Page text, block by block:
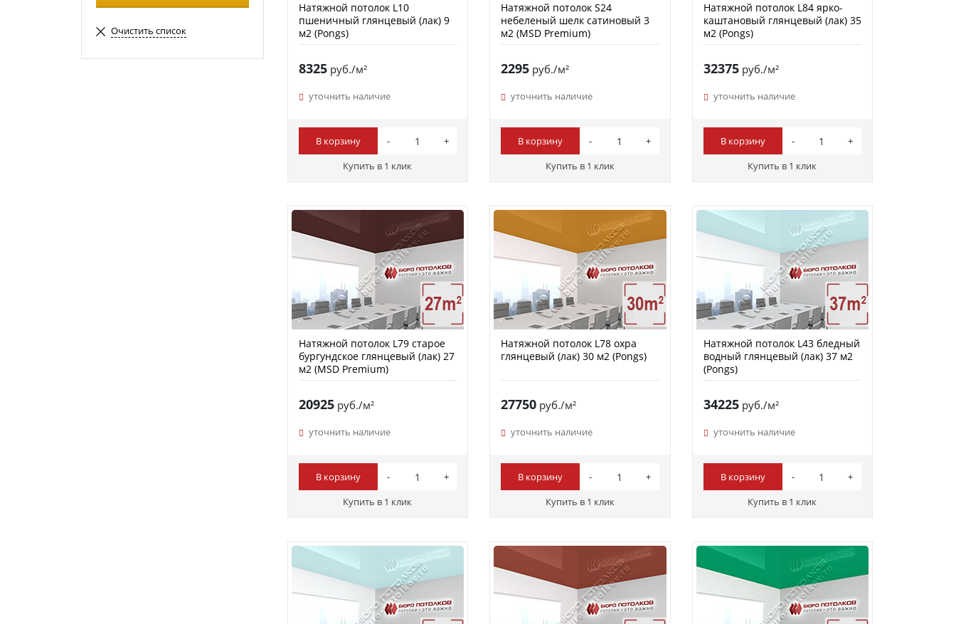
Очистить список
Натяжной потолок L10
пшеничный глянцевый (лак) 9
м2 (Pongs)
8325руб./м²
уточнить наличие
В корзину
Купить в 1 клик
Натяжной потолок S24
небеленый шелк сатиновый 3
м2 (MSD Premium)
2295 руб./м²
уточнить наличие
В корзину
Купить в 1 клик
Натяжной потолок L84 ярко-
каштановый глянцевый (лак) 35
м2 (Pongs)
32375руб./м²
уточнить наличие
В корзину
Купить в 1 клик
Натяжной потолок L79 старое
бургундское глянцевый (лак) 27
м2 (MSD Premium)
20925руб./м²
уточнить наличие
В корзину
Купить в 1 клик
Натяжной потолок L78 охра
глянцевый (лак) 30 м2 (Pongs)
27750 руб./м²
уточнить наличие
В корзину
Купить в 1 клик
Натяжной потолок L43 бледный
водный глянцевый (лак) 37 м2
(Pongs)
34225руб./м²
уточнить наличие
В корзину
Купить в 1 клик